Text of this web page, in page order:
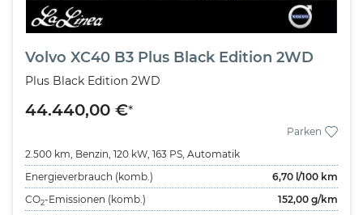
Volvo XC40 B3 Plus Black Edition 2WD
Plus Black Edition 2WD
44.440,00 €*
Parken
2.500 km, Benzin, 120 kW, 163 PS, Automatik
Energieverbrauch (komb.)
6,70 l/100 km
CO2-Emissionen (komb.) 152,00 g/km